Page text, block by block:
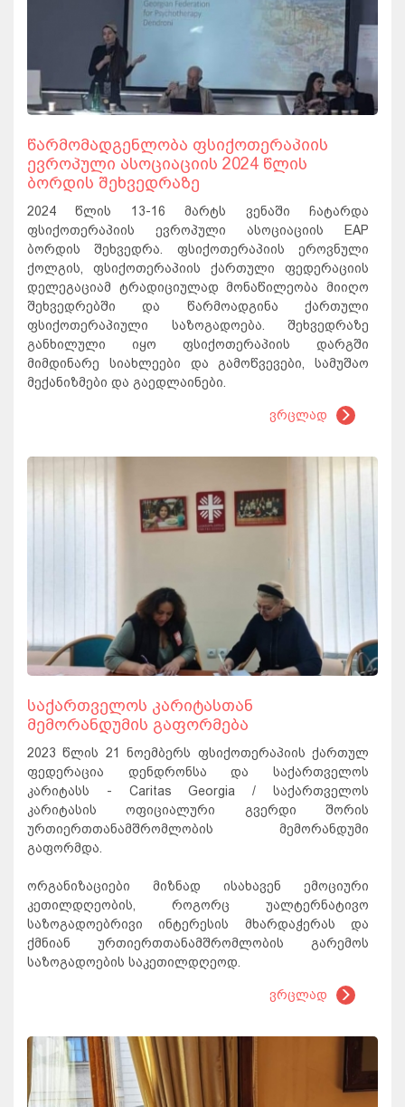
წარმომადგენლობა ფსიქოთერაპიის
ევროპული ასოციაციის 2024 წლის
ბორდის შეხვედრაზე
2024 წლის 13-16 მარტს ვენაში ჩატარდა
ფსიქოთერაპიის ევროპული ასოციაციის EAP
ბორდის შეხვედრა. ფსიქოთერაპიის ეროვნული
ქოლგის, ფსიქოთერაპიის ქართული ფედერაციის
დელეგაციამ ტრადიციულად მონაწილეობა მიიღო
შეხვედრებში და წარმოადგინა ქართული
ფსიქოთერაპიული საზოგადოება. შეხვედრაზე
განხილული იყო ფსიქოთერაპიის დარგში
მიმდინარე სიახლეები და გამოწვევები, სამუშაო
მექანიზმები და გაედლაინები.
ვრცლად
საქართველოს კარიტასთან
მემორანდუმის გაფორმება
2023 წლის 21 ნოემბერს ფსიქოთერაპიის ქართულ
ფედერაცია დენდრონსა და საქართველოს
კარიტასს - Caritas Georgia / საქართველოს
კარიტასის ოფიციალური გვერდი შორის
ურთიერთთანამშრომლობის მემორანდუმი
გაფორმდა.
ორგანიზაციები მიზნად ისახავენ ემოციური
კეთილდღეობის, როგორც უალტერნატივო
საზოგადოებრივი ინტერესის მხარდაჭერას და
ქმნიან ურთიერთთანამშრომლობის გარემოს
საზოგადოების საკეთილდღეოდ.
ვრცლად